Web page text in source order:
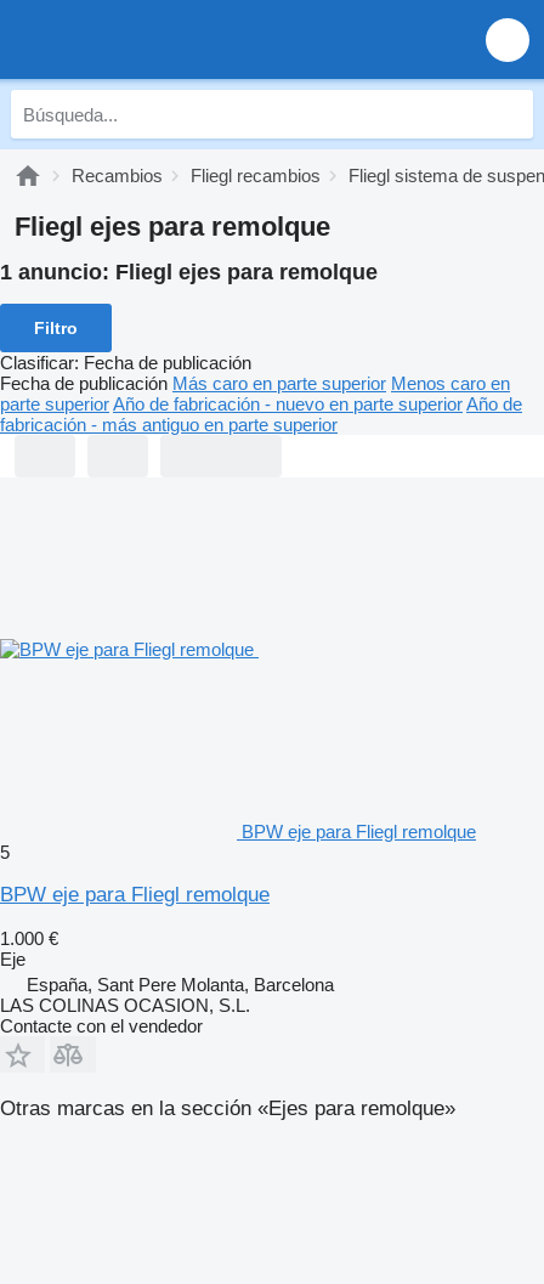
Recambios Fliegl recambios Fliegl sistema de
Fliegl ejes para remolque
1 anuncio: Fliegl ejes para remolque
Filtro
Clasificar: Fecha de publicación
Fecha de publicación Más caro en parte superior Menos caro en
parte superiorAño de fabricación - nuevo en parte superiorAño de
fabricación - más antiguo en parte superior
BPW eje para Fliegl remolque
5
BPW eje para Fliegl remolque
1.000 €
Eje
España, Sant Pere Molanta, Barcelona
LAS COLINAS OCASION, S.L.
Contacte con el vendedor
Otras marcas en la sección «Ejes para remolque»